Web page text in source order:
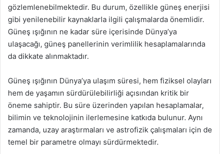
gözlemlenebilmektedir. Bu durum, özellikle güneş enerjisi
gibi yenilenebilir kaynaklarla ilgili çalışmalarda önemlidir.
Güneş ışığının ne kadar süre içerisinde Dünya’ya
ulaşacağı, güneş panellerinin verimlilik hesaplamalarında
da dikkate alınmaktadır.
Güneş ışığının Dünya’ya ulaşım süresi, hem fiziksel olayları
hem de yaşamın sürdürülebilirliği açısından kritik bir
öneme sahiptir. Bu süre üzerinden yapılan hesaplamalar,
bilimin ve teknolojinin ilerlemesine katkıda bulunur. Aynı
zamanda, uzay araştırmaları ve astrofizik çalışmaları için de
temel bir parametre olmayı sürdürmektedir.